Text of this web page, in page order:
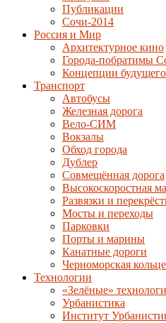
Публикации
Сочи-2014
Россия и Мир
Архитектурное кино
Города-побратимы
Концепции будущего
Транспорт
Автобусы
Железная дорога
Вело-СИМ
Вокзалы
Обход города
Дублер
Совмещённая дорога
Высокоскоростная
Развязки и
Мосты и переходы
Парковки
Порты и марины
Канатные дороги
Черноморская
Технологии
«Зелёные»
Урбанистика
Институт